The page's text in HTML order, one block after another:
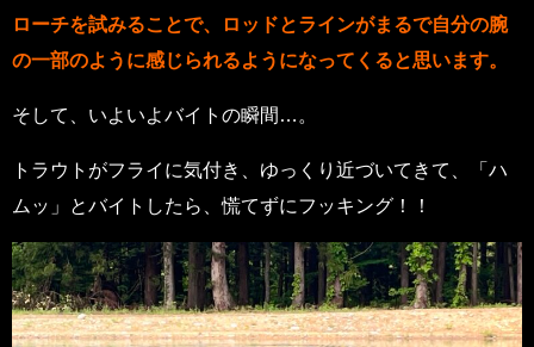
ローチを試みることで、ロッドとラインがまるで自分の腕
の一部のように感じられるようになってくると思います。
そして、いよいよバイトの瞬間…。
トラウトがフライに気付き、ゆっくり近づいてきて、「ハ
ムッ」とバイトしたら、慌てずにフッキング！！